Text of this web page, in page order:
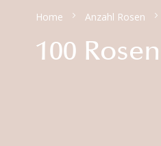
100
Home Anzahl Rosen